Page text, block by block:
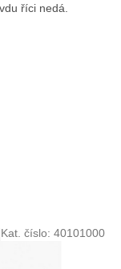
říci nedá.
Kat. číslo: 40101000